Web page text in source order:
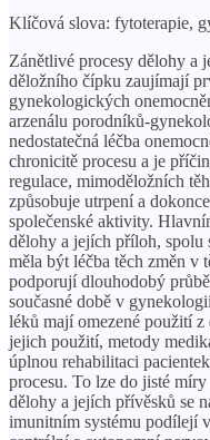
Klíčová slova: fytoterapie,
Zánětlivé procesy dělohy a
děložního čípku zaujímají
gynekologických
arzenálu porodníků-
nedostatečná léčba
chronicitě procesu a je
regulace, mimoděložních
způsobuje utrpení a
společenské aktivity.
dělohy a jejích příloh, spolu
měla být léčba těch změn v
podporují dlouhodobý
současné době v
léků mají omezené použití
jejich použití, metody
úplnou rehabilitaci
procesu. To lze do jisté
dělohy a jejích přívěsků se
imunitním systému podílejí